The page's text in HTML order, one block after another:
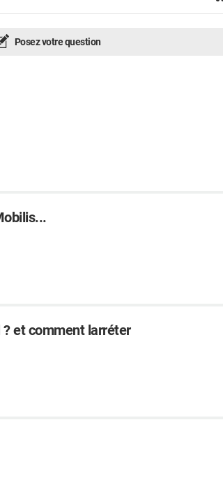
Posez votre question
et comment larréter